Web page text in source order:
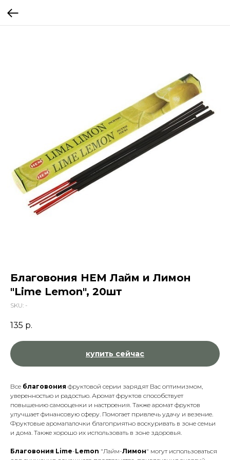
Благовония HEM Лайм и Лимон
"Lime Lemon", 20шт
SKU: -
135 р.
купить сейчас
Все благовония фруктовой серии зарядят Вас оптимизмом,
уверенностью и радостью. Аромат фруктов способствует
повышению самооценки и настроения. Также аромат фруктов
улучшает финансовую сферу. Помогает привлечь удачу и везение.
Фруктовые аромапалочки благоприятно воскуривать в зоне семьи
и дома. Также хорошо их использовать в зоне здоровья.
Благовония Lime-Lemon "Лайм-Лимон" могут использоваться